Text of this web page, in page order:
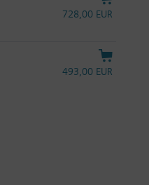
728,00 EUR
493,00 EUR